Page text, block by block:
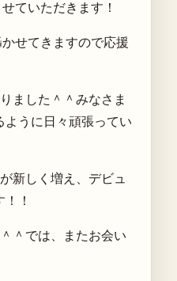
ていただきます！
せてきますので応援
ました＾＾みなさま
ように日々頑張ってい
新しく増え、デビュ
！
＾では、またお会い